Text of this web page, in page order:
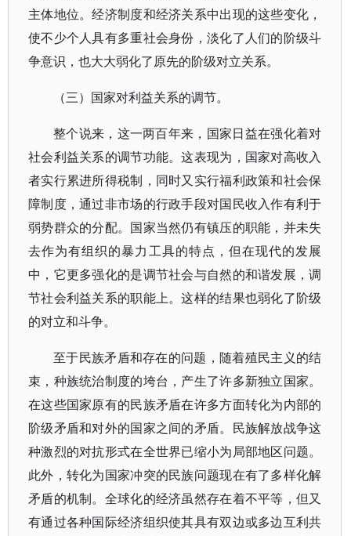
主体地位。经济制度和经济关系中出现的这些变化，
使不少个人具有多重社会身份，淡化了人们的阶级斗
争意识，也大大弱化了原先的阶级对立关系。
（三）国家对利益关系的调节。
整个说来，这一两百年来，国家日益在强化着对
社会利益关系的调节功能。这表现为，国家对高收入
者实行累进所得税制，同时又实行福利政策和社会保
障制度，通过非市场的行政手段对国民收入作有利于
弱势群众的分配。国家当然仍有镇压的职能，并未失
去作为有组织的暴力工具的特点，但在现代的发展
中，它更多强化的是调节社会与自然的和谐发展，调
节社会利益关系的职能上。这样的结果也弱化了阶级
的对立和斗争。
至于民族矛盾和存在的问题，随着殖民主义的结
束，种族统治制度的垮台，产生了许多新独立国家。
在这些国家原有的民族矛盾在许多方面转化为内部的
阶级矛盾和对外的国家之间的矛盾。民族解放战争这
种激烈的对抗形式在全世界已缩小为局部地区问题。
此外，转化为国家冲突的民族问题现在有了多样化解
矛盾的机制。全球化的经济虽然存在着不平等，但又
有通过各种国际经济组织使其具有双边或多边互利共